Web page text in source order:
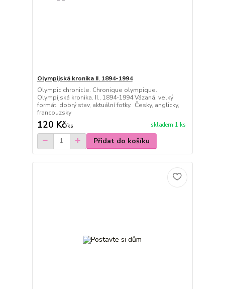
Olympijská kronika II. 1894-1994
Olympic chronicle. Chronique olympique.
Olympijská kronika. II., 1894-1994 Vázaná, velký
formát, dobrý stav, aktuální fotky. Česky, anglicky,
francouzsky
120 Kč/ks skladem 1 ks
Přidat do košíku